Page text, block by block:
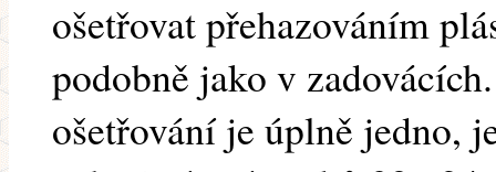
ošetřovat přehazováním
podobně jako v
ošetřování je úplně jedno,